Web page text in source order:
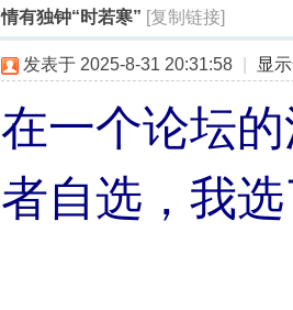
情有独钟“时若寒” [复制链接]
发表于 2025-8-31 20:31:58 显
在一个论坛
者自选，我选